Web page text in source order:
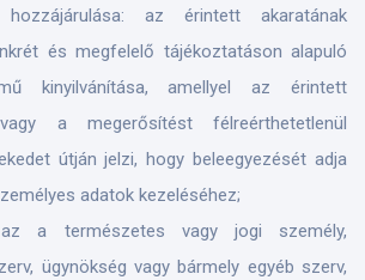
az érintett akaratának
és megfelelő tájékoztatáson alapuló
kinyilvánítása, amellyel az érintett
a megerősítést félreérthetetlenül
útján jelzi, hogy beleegyezését adja
adatok kezeléséhez;
az a természetes vagy jogi személy,
ügynökség vagy bármely egyéb szerv,